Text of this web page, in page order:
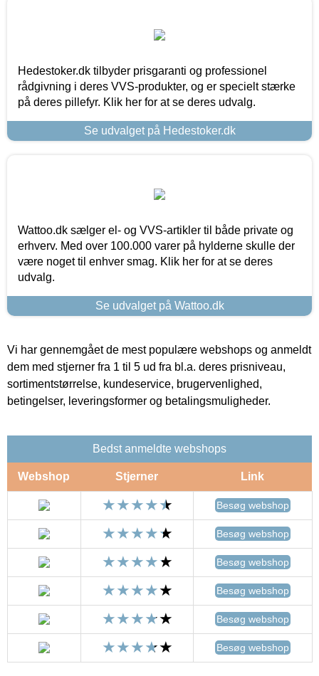
Hedestoker.dk tilbyder prisgaranti og professionel
rådgivning i deres VVS-produkter, og er specielt stærke
på deres pillefyr. Klik her for at se deres udvalg.
Se udvalget på Hedestoker.dk
Wattoo.dk sælger el- og VVS-artikler til både private og
erhverv. Med over 100.000 varer på hylderne skulle der
være noget til enhver smag. Klik her for at se deres
udvalg.
Se udvalget på Wattoo.dk
Vi har gennemgået de mest populære webshops og anmeldt
dem med stjerner fra 1 til 5 ud fra bl.a. deres prisniveau,
sortimentstørrelse, kundeservice, brugervenlighed,
betingelser, leveringsformer og betalingsmuligheder.
Bedst anmeldte webshops
Webshop Stjerner Link
Besøg webshop
Besøg webshop
Besøg webshop
Besøg webshop
Besøg webshop
Besøg webshop